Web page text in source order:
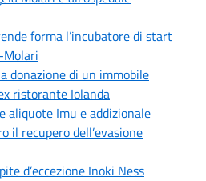
forma l’incubatore di start
Molari
donazione di un immobile
ristorante Iolanda
aliquote Imu e addizionale
il recupero dell’evasione
d’eccezione Inoki Ness